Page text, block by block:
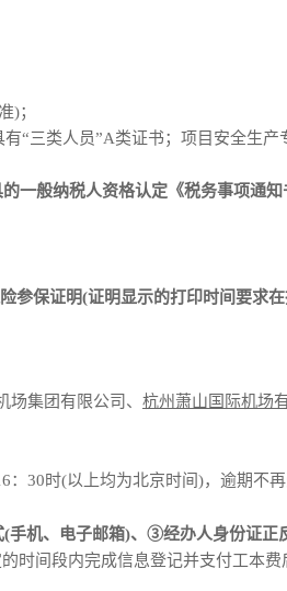
)；
有“三类人员”A类证书；项目安全生产
一般纳税人资格认定《税务事项通
参保证明(证明显示的打印时间要求
集团有限公司、 杭州萧山国际机场
30时(以上均为北京时间)，逾期不再
机、电子邮箱)、③经办人身份证正
时间 段内完成信息登记并支付工本费